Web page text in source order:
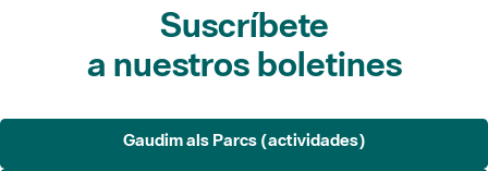
Suscríbete
a nuestros boletines
Gaudim als Parcs (actividades)